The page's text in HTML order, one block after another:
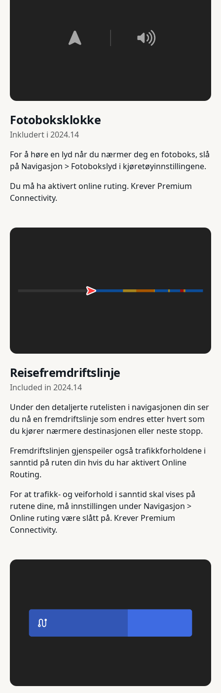
Fotoboksklokke
Inkludert i 2024.14
For å høre en lyd når du nærmer deg en fotoboks, slå
på Navigasjon > Fotobokslyd i kjøretøyinnstillingene.
Du må ha aktivert online ruting. Krever Premium
Connectivity.
Reisefremdriftslinje
Included in 2024.14
Under den detaljerte rutelisten i navigasjonen din ser
du nå en fremdriftslinje som endres etter hvert som
du kjører nærmere destinasjonen eller neste stopp.
Fremdriftslinjen gjenspeiler også trafikkforholdene i
sanntid på ruten din hvis du har aktivert Online
Routing.
For at trafikk- og veiforhold i sanntid skal vises på
rutene dine, må innstillingen under Navigasjon >
Online ruting være slått på. Krever Premium
Connectivity.